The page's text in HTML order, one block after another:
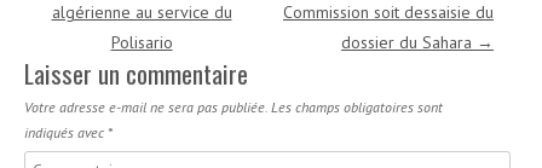
algérienne au service du
Polisario
Commission soit dessaisie du
dossier du Sahara →
Laisser un commentaire
Votre adresse e-mail ne sera pas publiée. Les champs obligatoires sont
indiqués avec *